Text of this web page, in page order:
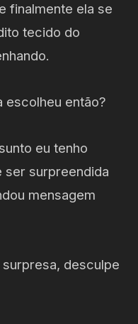
finalmente ela se
tecido do
então?
eu tenho
ser surpreendida
mensagem
desculpe